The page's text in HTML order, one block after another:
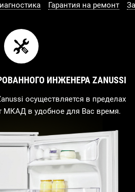
Гарантия на ремонт
ИНЖЕНЕРА ZANUSSI
осуществляется в пределах
в удобное для Вас время.